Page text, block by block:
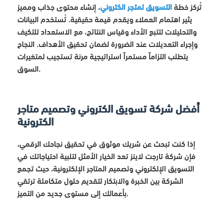
تُركز خطةالتسويق لمتجر الكتروني، إنشاء محتوى جذاب ومميز
يثير اهتمام العملاء ويقدم قيمة حقيقية. تُستخدم البيانات
والتحليلات لتتبع الأداء وقياس النتائج، مع الاستعداد للتكيف
وإجراء التعديلات عند الضرورة لضمان تحقيق الأهداف. النجاح
يتطلب التزاماً مستمراً استراتيجية مرنة تستجيب لمتغيرات
السوق.
أفضل شركة تسويق الكتروني وتصميم متاجر
الكترونية
إذا كنت تبحث عن شريك موثوق في تحقيق نجاحك الرقمي،
فإن شركة تارجت لاينز تعد الخيار الأمثل لتلبية احتياجاتك في
التسويق الإلكتروني وتصميم المتاجر الإلكترونية، حيث تجمع
الشركة بين الخبرة والابتكار لتقديم حلول متكاملة ترتقي
بأعمالك إلى مستوى جديد من التميز.